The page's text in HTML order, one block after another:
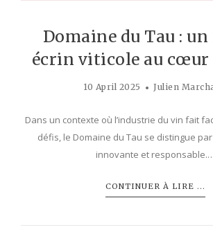
Domaine du Tau :
écrin viticole au cœur
10 April 2025 Julien
Dans un contexte où l’industrie du vin fait
défis, le Domaine du Tau se distingue
innovante et
CONTINUER À LIRE ...